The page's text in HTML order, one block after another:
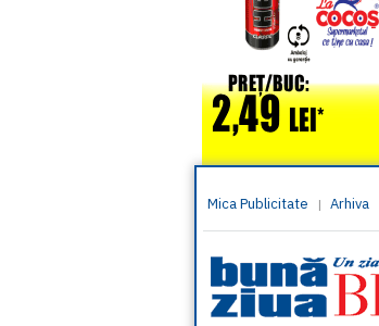
Mica Publicitate | Arhiva